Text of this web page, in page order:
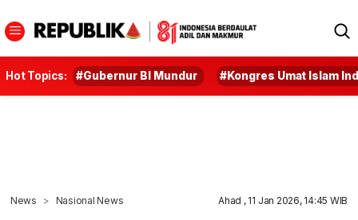
Hot Topics: #Gubernur BI Mundur #Kongres Umat Islam
News Nasional News Ahad , 11 Jan 2026, 14:45 WIB